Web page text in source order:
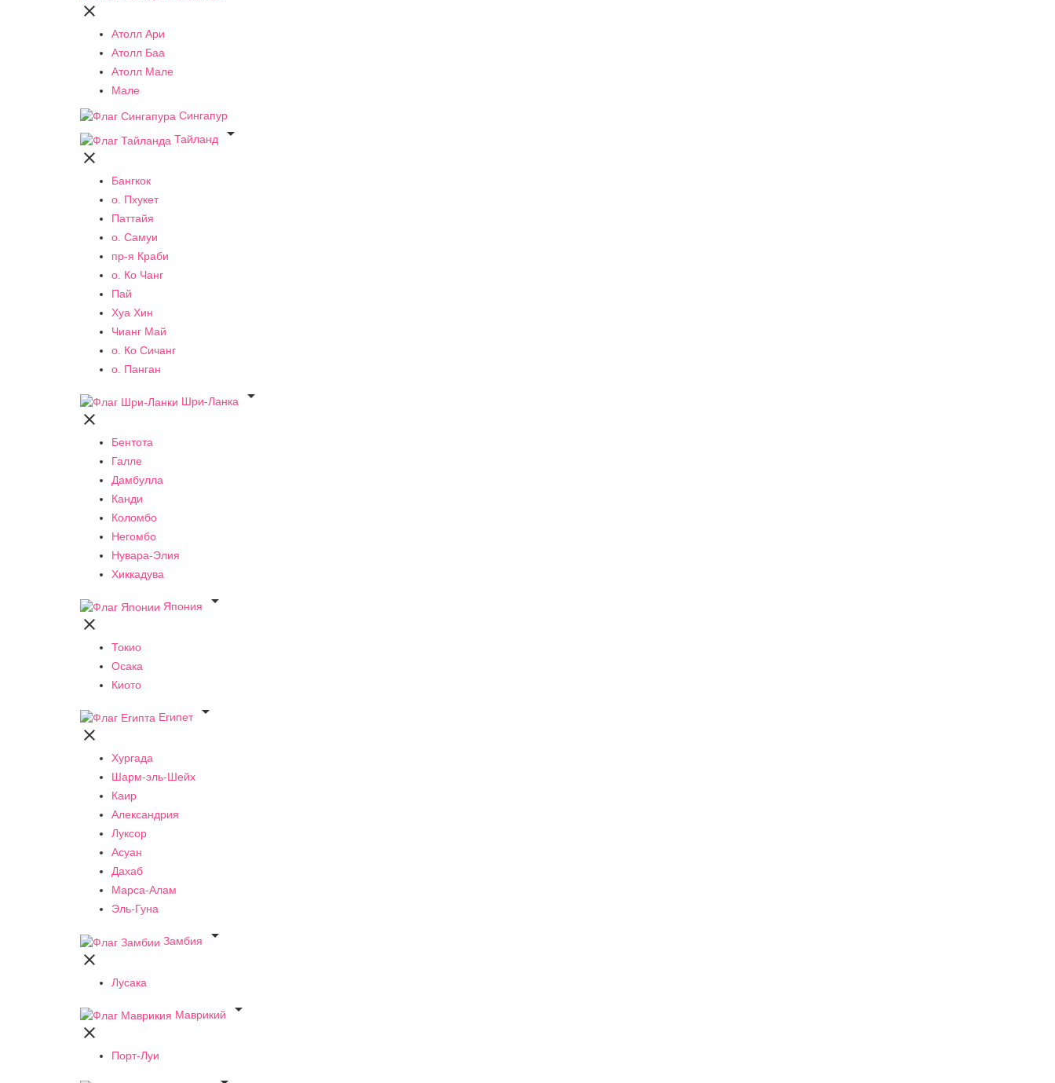

Атолл Ари
Атолл Баа
Атолл Мале
Мале
Сингапур
Тайланд


Бангкок
о. Пхукет
Паттайя
о. Самуи
пр-я Краби
о. Ко Чанг
Пай
Хуа Хин
Чианг Май
о. Ко Сичанг
о. Панган
Шри-Ланка


Бентота
Галле
Дамбулла
Канди
Коломбо
Негомбо
Нувара-Элия
Хиккадува
Япония


Токио
Осака
Киото
Египет


Хургада
Шарм-эль-Шейх
Каир
Александрия
Луксор
Асуан
Дахаб
Марса-Алам
Эль-Гуна
Замбия


Лусака
Маврикий


Порт-Луи